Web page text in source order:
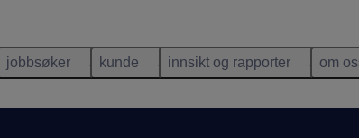
jobbsøker kunde innsikt og rapporter om